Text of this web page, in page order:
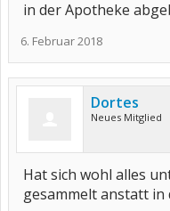
in der Apotheke
6. Februar 2018
Dortes
Neues Mitglied
Hat sich wohl alles
gesammelt anstatt in